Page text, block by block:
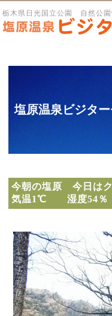
栃木県日光国立公園 自然公園
塩原温泉ビジタ
今朝の塩原 今日
気温1℃ 湿度54％